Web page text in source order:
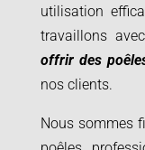
utilisation
travaillons avec
offrir des
nos clients.
Nous sommes